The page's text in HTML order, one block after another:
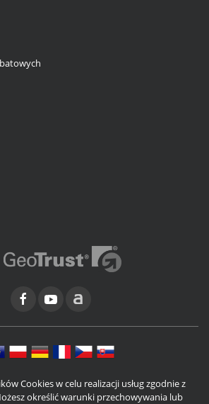
Cookies w celu realizacji usług zgodnie z
określić warunki przechowywania lub